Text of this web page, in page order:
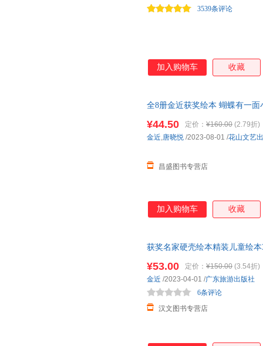
3539条评论
加入购物车 收藏
全8册金近获奖绘本 蝴蝶有一面
客服
¥44.50 定价： ¥160.00 (2.79折)
昌盛图书专营店
金近,唐晓悦 /2023-08-01 /花山文艺
加入购物车 收藏
获奖名家硬壳绘本精装儿童绘
谢小花猫等
¥53.00 定价： ¥150.00 (3.54折)
汉文图书专营店
6条评论
金近 /2023-04-01 /广东旅游出版社